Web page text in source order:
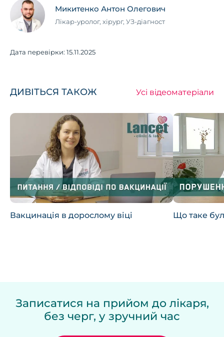
Микитенко Антон Олегович
Лікар-уролог, хірург, УЗ-діагност
Дата перевірки: 15.11.2025
ДИВІТЬСЯ ТАКОЖ Усі відеоматеріали
Вакцинація в дорослому віці Що таке
Записатися на прийом до лікаря,
без черг, у зручний час